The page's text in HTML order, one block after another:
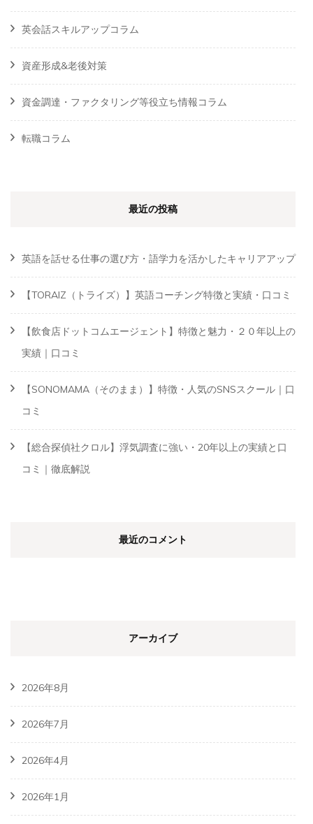
英会話スキルアップコラム
資産形成&老後対策
資金調達・ファクタリング等役立ち情報コラム
転職コラム
最近の投稿
英語を話せる仕事の選び方・語学力を活かしたキャリアアップ
【TORAIZ（トライズ）】英語コーチング特徴と実績・口コミ
【飲食店ドットコムエージェント】特徴と魅力・２０年以上の
実績｜口コミ
【SONOMAMA（そのまま）】特徴・人気のSNSスクール｜口
コミ
【総合探偵社クロル】浮気調査に強い・20年以上の実績と口
コミ｜徹底解説
最近のコメント
アーカイブ
2026年8月
2026年7月
2026年4月
2026年1月